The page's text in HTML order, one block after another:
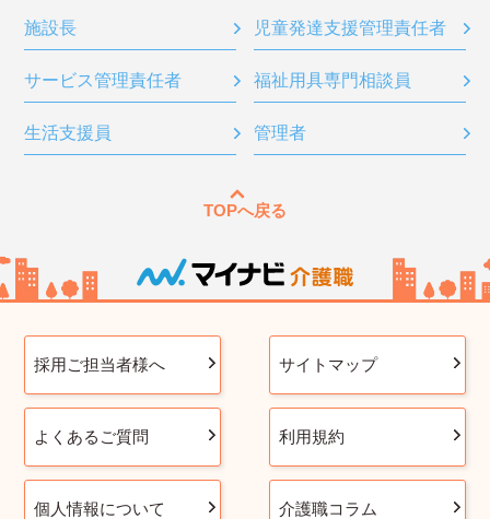
施設長 児童発達支援管理責任者
サービス管理責任者 福祉用具専門相談員
生活支援員 管理者
TOPへ戻る
採用ご担当者様へ サイトマップ
よくあるご質問 利用規約
個人情報について 介護職コラム